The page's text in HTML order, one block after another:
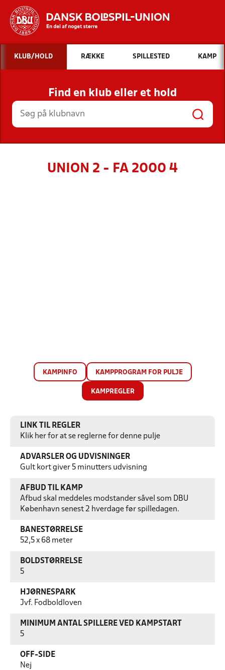
Hvad vil du søge efter?
INDHOLD OG NYHEDER
STILLINGER, RESULTATER, KLUBBER OG
HOLD
KLUB/HOLD RÆKKE SPILLESTED KAMP
Find en klub eller et hold
UNION 2 - FA 2000 4
KAMPINFO KAMPPROGRAM FOR PULJE
KAMPREGLER
LINK TIL REGLER
Klik her for at se reglerne for denne pulje
ADVARSLER OG UDVISNINGER
Gult kort giver 5 minutters udvisning
AFBUD TIL KAMP
Afbud skal meddeles modstander såvel som DBU
København senest 2 hverdage før spilledagen.
BANESTØRRELSE
52,5 x 68 meter
BOLDSTØRRELSE
5
HJØRNESPARK
Jvf. Fodboldloven
MINIMUM ANTAL SPILLERE VED KAMPSTART
5
OFF-SIDE
Nej